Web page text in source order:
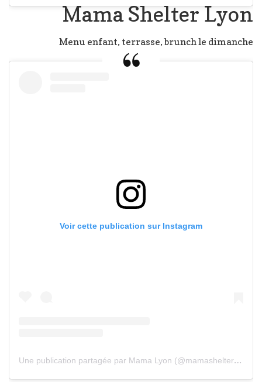
Mama Shelter Lyon
Menu enfant, terrasse, brunch le dimanche
Voir cette publication sur Instagram
Une publication partagée par Mama Lyon (@mamashelterlyon)